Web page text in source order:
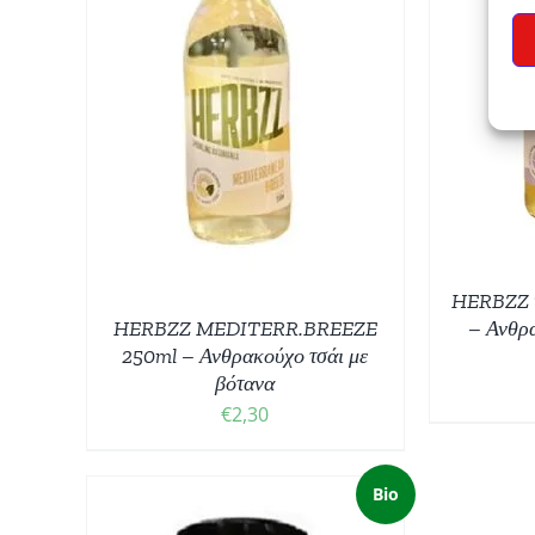
HERBZZ MEDITERR.BREEZE
250ml – Ανθρακούχο τσάι με
βότανα
€2,30
ΠΡΟΣΘΉΚΗ ΣΤΟ ΚΑΛΆΘΙ
ΛΕΠΤΟΜΈΡΕΙΕΣ
–
Bio